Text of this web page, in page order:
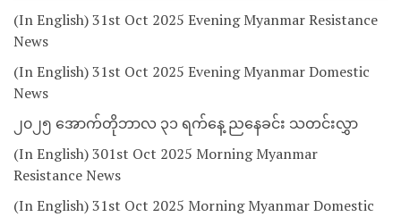
(In English) 31st Oct 2025 Evening Myanmar Resistance
News
(In English) 31st Oct 2025 Evening Myanmar Domestic
News
၂၀၂၅ အောက်တိုဘာလ ၃၁ ရက်နေ့ ညနေခင်း သတင်းလွှာ
(In English) 301st Oct 2025 Morning Myanmar
Resistance News
(In English) 31st Oct 2025 Morning Myanmar Domestic